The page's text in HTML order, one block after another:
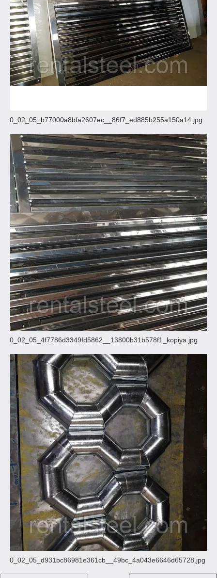
0_02_05_b77000a8bfa2607ec__86f7_ed885b255a150a14.jpg
0_02_05_4f7786d3349fd5862__13800b31b578f1_kopiya.jpg
0_02_05_d931bc86981e361cb__49bc_4a043e6646d65728.jpg